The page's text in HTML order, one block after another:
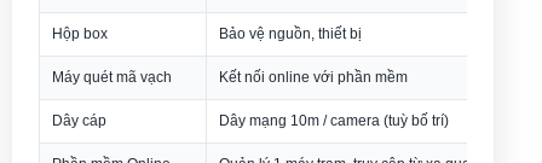
Hộp box Bảo vệ nguồn, thiết bị
Máy quét mã vạch Kết nối online với phần mềm
Dây cáp Dây mạng 10m / camera (tuỳ bố trí)